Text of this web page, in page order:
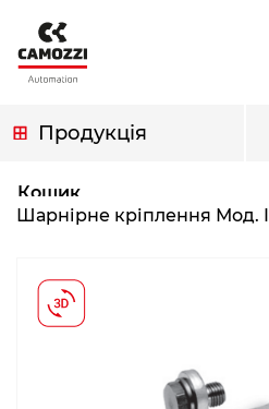
основного
вмісту
Продукція
Кошик
навіґації
Шарнірне кріплення Мод. I